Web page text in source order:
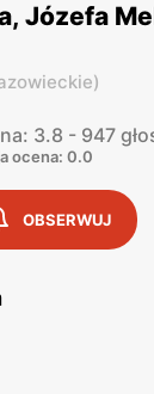
Józefa
)
3.8 - 947
ocena: 0.0
OBSERWUJ